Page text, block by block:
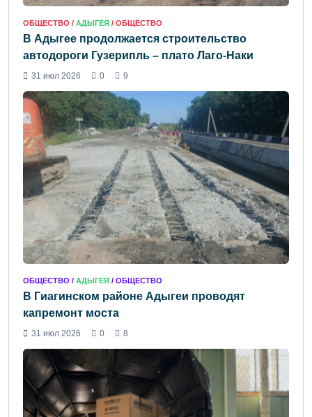
ОБЩЕСТВО / АДЫГЕЯ / ОБЩЕСТВО
В Адыгее продолжается строительство
автодороги Гузерипль – плато Лаго-Наки
31 июл 2026 0 9
ОБЩЕСТВО / АДЫГЕЯ / ОБЩЕСТВО
В Гиагинском районе Адыгеи проводят
капремонт моста
31 июл 2026 0 8